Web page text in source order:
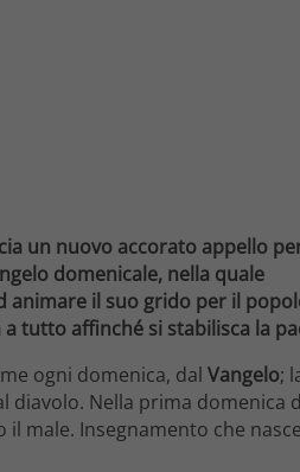
un nuovo accorato appello
domenicale, nella quale
animare il suo grido per il
tutto affinché si stabilisca la
ogni domenica, dal Vangelo;
diavolo. Nella prima domenica
male. Insegnamento che